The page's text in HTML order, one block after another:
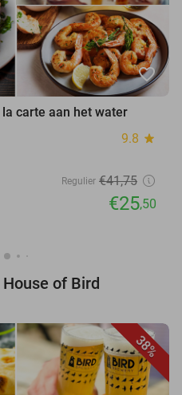
favorite_border
carte aan het water
9.8 star
Regulier €41,75
€25,50
of Bird
38%